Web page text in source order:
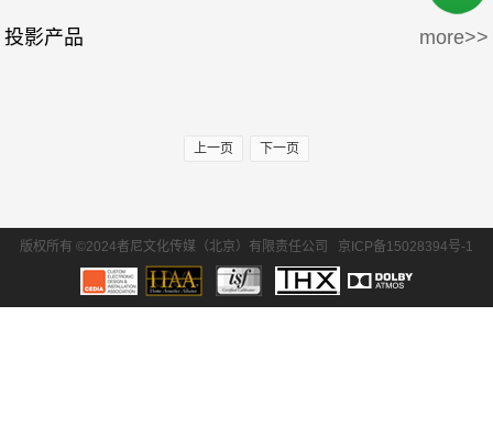
30万-50万
BENQ/明基
投影产品 more>>
上一页 下一页
版权所有 ©2024者尼文化传媒（北京）有限责任公司 京ICP备15028394号-1